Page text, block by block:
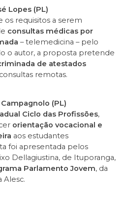
Lopes (PL)
os requisitos a serem
consultas médicas por
– telemedicina – pelo
o autor, a proposta pretende
de atestados
remotas.
(PL)
Ciclo das Profissões,
orientação vocacional e
aos estudantes
foi apresentada pelos
Dellagiustina, de Ituporanga,
Parlamento Jovem, da
Alesc.